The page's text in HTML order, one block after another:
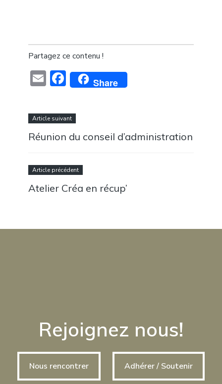
Partagez ce contenu !
EmailFacebook
Share
Article suivant
Réunion du conseil d’administration
Article précédent
Atelier Créa en récup’
Rejoignez nous!
Nous rencontrer Adhérer / Soutenir